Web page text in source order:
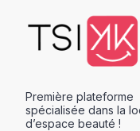
Première plateforme
spécialisée dans la
d’espace beauté !